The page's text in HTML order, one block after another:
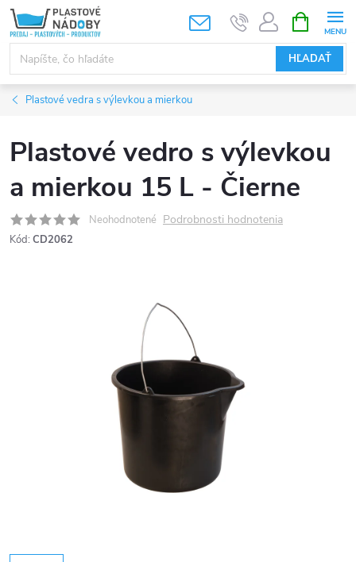
Prejsť
na
obsah
HĽADAŤ
KOŠÍK
Plastové vedra s výlevkou a mierkou
Plastové vedro s výlevkou
a mierkou 15 L - Čierne
Neohodnotené Podrobnosti hodnotenia
Kód: CD2062